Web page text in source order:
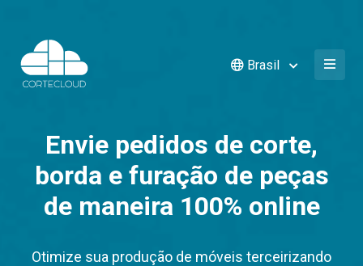
Brasil
Envie pedidos de corte,
borda e furação de peças
de maneira 100% online
Otimize sua produção de móveis terceirizando